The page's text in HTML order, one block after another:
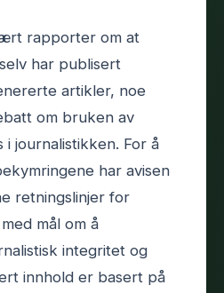
rapporter om at
har publisert
artikler, noe
om bruken av
i journalistikken. For å
har avisen
retningslinjer for
mål om å
integritet og
innhold er basert på